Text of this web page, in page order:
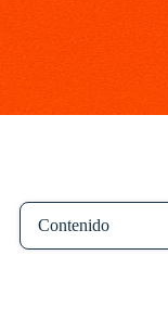
Contenido